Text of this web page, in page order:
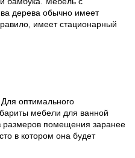
дерева обычно имеет
имеет стационарный
оптимального
мебели для ванной
размеров помещения заранее
в котором она будет